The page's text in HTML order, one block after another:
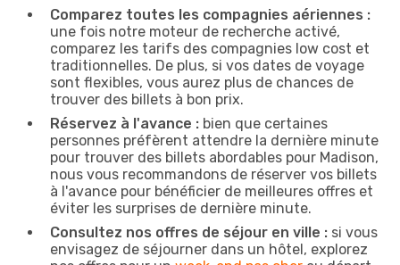
Comparez toutes les compagnies aériennes :
une fois notre moteur de recherche activé,
comparez les tarifs des compagnies low cost et
traditionnelles. De plus, si vos dates de voyage
sont flexibles, vous aurez plus de chances de
trouver des billets à bon prix.
Réservez à l'avance : bien que certaines
personnes préfèrent attendre la dernière minute
pour trouver des billets abordables pour Madison,
nous vous recommandons de réserver vos billets
à l'avance pour bénéficier de meilleures offres et
éviter les surprises de dernière minute.
Consultez nos offres de séjour en ville : si vous
envisagez de séjourner dans un hôtel, explorez